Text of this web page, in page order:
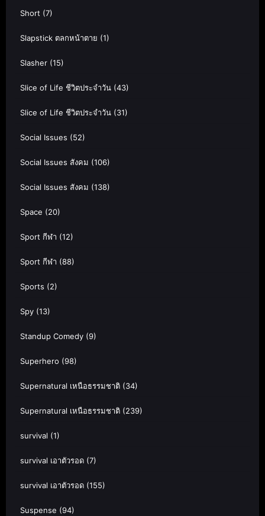
Short (7)
Slapstick ตลกหน้าตาย (1)
Slasher (15)
Slice of Life ชีวิตประจำวัน (43)
Slice of Life ชีวิตประจำวัน (31)
Social Issues (52)
Social Issues สังคม (106)
Social Issues สังคม (138)
Space (20)
Sport กีฬา (12)
Sport กีฬา (88)
Sports (2)
Spy (13)
Standup Comedy (9)
Superhero (98)
Supernatural เหนือธรรมชาติ (34)
Supernatural เหนือธรรมชาติ (239)
survival (1)
survival เอาตัวรอด (7)
survival เอาตัวรอด (155)
Suspense (94)